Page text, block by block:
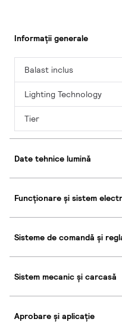
Informații generale
Balast inclus
Lighting Technology
Tier
Date tehnice lumină
Funcționare și sistem
Sisteme de comandă și
Sistem mecanic și carcasă
Aprobare și aplicație